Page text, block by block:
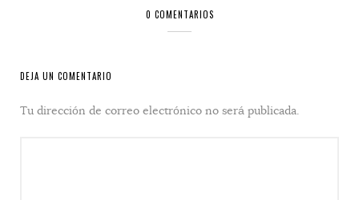
0 COMENTARIOS
DEJA UN COMENTARIO
Tu dirección de correo electrónico no será publicada.